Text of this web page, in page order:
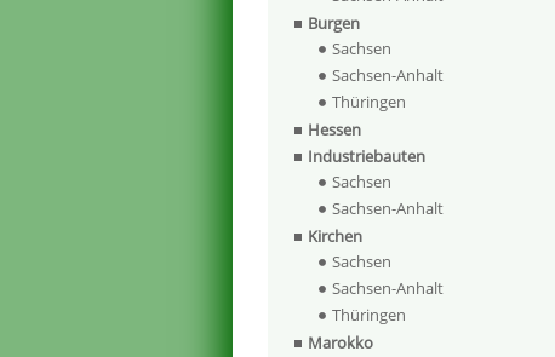
Burgen
Sachsen
Sachsen-Anhalt
Thüringen
Hessen
Industriebauten
Sachsen
Sachsen-Anhalt
Kirchen
Sachsen
Sachsen-Anhalt
Thüringen
Marokko